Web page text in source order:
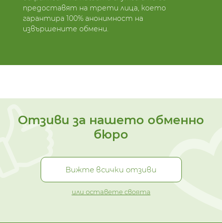
предоставят на трети лица, което
гарантира 100% анонимност на
извършените обмени.
Отзиви за нашето обменно
бюро
Вижте всички отзиви
или оставете своята